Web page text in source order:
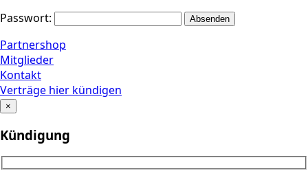
Passwort:
Partnershop
Mitglieder
Kontakt
Verträge hier kündigen
×
Kündigung